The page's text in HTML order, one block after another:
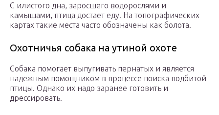
С илистого дна, заросшего водорослями и
камышами, птица достает еду. На топографических
картах такие места часто обозначены как болота.
Охотничья собака на утиной охоте
Собака помогает выпугивать пернатых и является
надежным помощником в процессе поиска подбитой
птицы. Однако их надо заранее готовить и
дрессировать.